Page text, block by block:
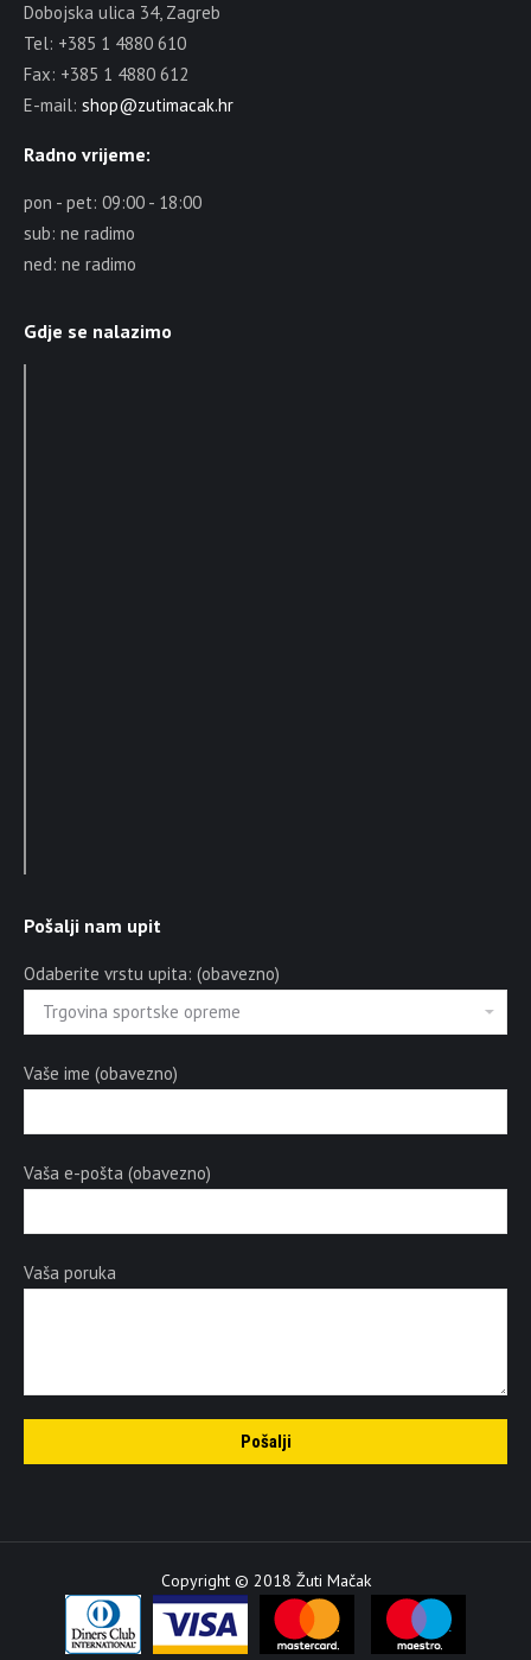
Dobojska ulica 34, Zagreb
Tel: +385 1 4880 610
Fax: +385 1 4880 612
E-mail: shop@zutimacak.hr
Radno vrijeme:
pon - pet: 09:00 - 18:00
sub: ne radimo
ned: ne radimo
Gdje se nalazimo
Pošalji nam upit
Odaberite vrstu upita: (obavezno)
Vaše ime (obavezno)
Vaša e-pošta (obavezno)
Vaša poruka
Copyright © 2018 Žuti Mačak